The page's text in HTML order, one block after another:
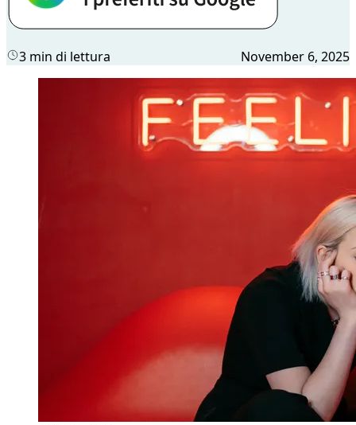
3 min di lettura November 6, 2025